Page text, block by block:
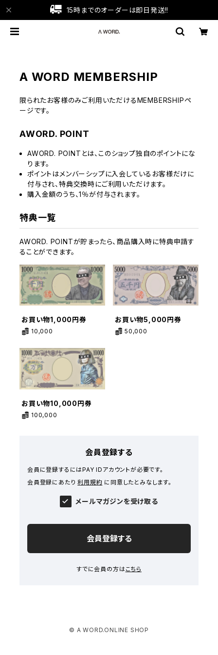
15時までのオーダーは即日発送!!
A WORD MEMBERSHIP
限られたお客様のみご利用いただけるMEMBERSHIPペ
ージです。
AWORD. POINT
AWORD. POINTとは、このショップ独自のポイントにな
ります。
ポイントはメンバーシップに入会しているお客様だけに
付与され、特典交換時にご利用いただけます。
購入金額のうち、1％が付与されます。
特典一覧
AWORD. POINTが貯まったら、商品購入時に特典申請す
ることができます。
お買い物1,000円券
10,000
お買い物5,000円券
50,000
お買い物10,000円券
100,000
会員登録する
会員に登録するにはPAY IDアカウントが必要です。
会員登録にあたり利用規約 に同意したとみなします。
メールマガジンを受け取る
会員登録する
すでに会員の方はこちら
© A WORD.ONLINE SHOP